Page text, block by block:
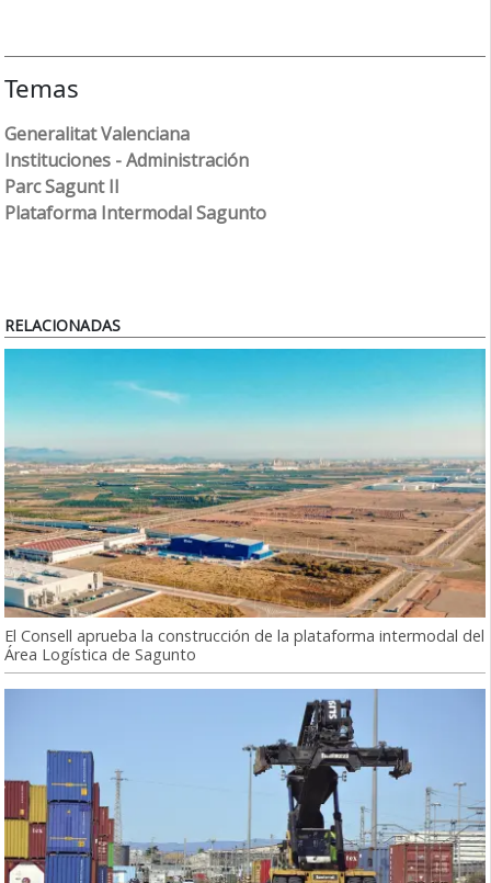
Temas
Generalitat Valenciana
Instituciones - Administración
Parc Sagunt II
Plataforma Intermodal Sagunto
RELACIONADAS
El Consell aprueba la construcción de la plataforma intermodal del
Área Logística de Sagunto